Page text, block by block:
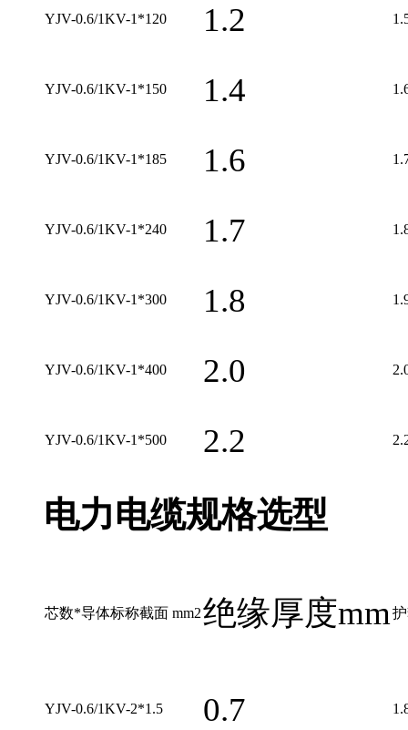
YJV-0.6/1KV-1*120 1.2
YJV-0.6/1KV-1*150 1.4
YJV-0.6/1KV-1*185 1.6
YJV-0.6/1KV-1*240 1.7
YJV-0.6/1KV-1*300 1.8
YJV-0.6/1KV-1*400 2.0
YJV-0.6/1KV-1*500 2.2
电力电缆规格选型
芯数*导体标称截面 mm2绝缘厚度mm
YJV-0.6/1KV-2*1.5 0.7